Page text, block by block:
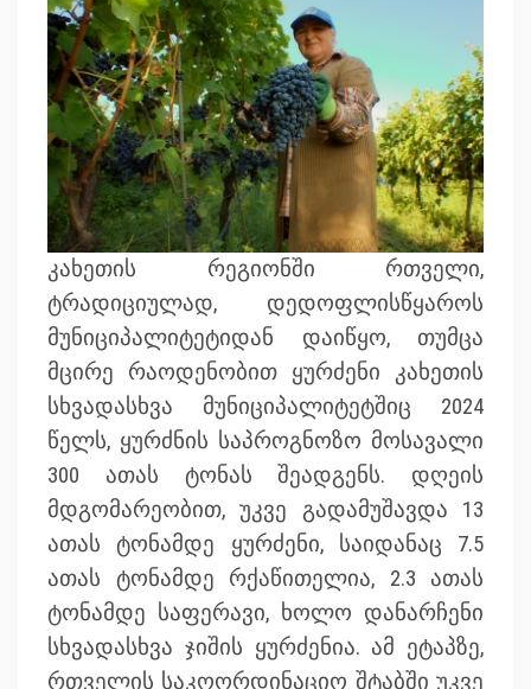
კახეთის რეგიონში რთველი,
ტრადიციულად, დედოფლისწყაროს
მუნიციპალიტეტიდან დაიწყო, თუმცა
მცირე რაოდენობით ყურძენი კახეთის
სხვადასხვა მუნიციპალიტეტშიც 2024
წელს, ყურძნის საპროგნოზო მოსავალი
300 ათას ტონას შეადგენს. დღეის
მდგომარეობით, უკვე გადამუშავდა 13
ათას ტონამდე ყურძენი, საიდანაც 7.5
ათას ტონამდე რქაწითელია, 2.3 ათას
ტონამდე საფერავი, ხოლო დანარჩენი
სხვადასხვა ჯიშის ყურძენია. ამ ეტაპზე,
რთველის საკოორდინაციო შტაბში უკვე